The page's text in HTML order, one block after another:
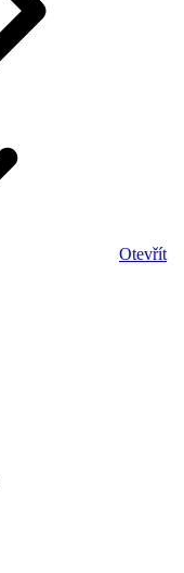
Otevřít